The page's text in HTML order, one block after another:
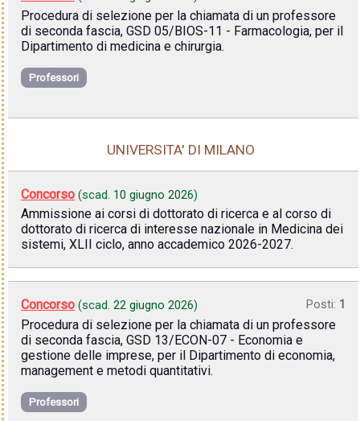
Procedura di selezione per la chiamata di un professore
di seconda fascia, GSD 05/BIOS-11 - Farmacologia, per il
Dipartimento di medicina e chirurgia.
Professori
UNIVERSITA' DI MILANO
Concorso (scad. 10 giugno 2026)
Ammissione ai corsi di dottorato di ricerca e al corso di
dottorato di ricerca di interesse nazionale in Medicina dei
sistemi, XLII ciclo, anno accademico 2026-2027.
Concorso (scad. 22 giugno 2026) Posti: 1
Procedura di selezione per la chiamata di un professore
di seconda fascia, GSD 13/ECON-07 - Economia e
gestione delle imprese, per il Dipartimento di economia,
management e metodi quantitativi.
Professori